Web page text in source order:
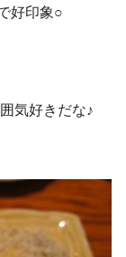
好印象○
気好きだな♪